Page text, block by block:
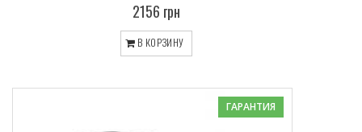
2156 грн
В КОРЗИНУ
ГАРАНТИЯ